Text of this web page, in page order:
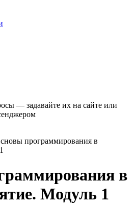
— задавайте их на сайте или
программирования в
в
Модуль 1